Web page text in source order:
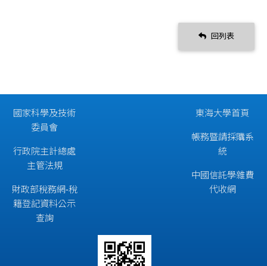
回列表
國家科學及技術
委員會
行政院主計總處
主管法規
財政部稅務網-稅
籍登記資料公示
查詢
東海大學首頁
帳務暨請採購系
統
中國信託學雜費
代收網